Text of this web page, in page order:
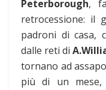
Peterborough,
retrocessione: il
padroni di casa,
dalle reti di
tornano ad
più di un mese,